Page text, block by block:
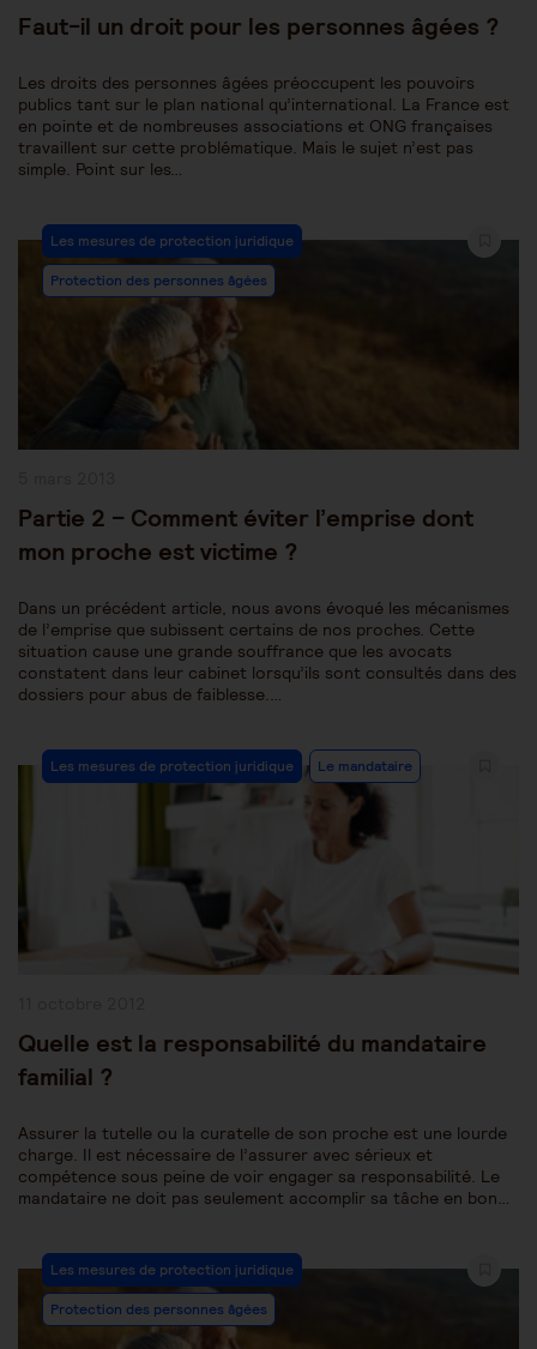
Faut-il un droit pour les personnes âgées ?
Les droits des personnes âgées préoccupent les pouvoirs
publics tant sur le plan national qu’international. La France est
en pointe et de nombreuses associations et ONG françaises
travaillent sur cette problématique. Mais le sujet n’est pas
simple. Point sur les…
Post
Category:
Les mesures de protection juridique
Protection des personnes âgées
Partie 2 – Comment éviter l’emprise dont
mon proche est victime ?
Dans un précédent article, nous avons évoqué les mécanismes
de l’emprise que subissent certains de nos proches. Cette
situation cause une grande souffrance que les avocats
constatent dans leur cabinet lorsqu’ils sont consultés dans des
dossiers pour abus de faiblesse.…
Post
Category:
Les mesures de protection juridique Le mandataire
Quelle est la responsabilité du mandataire
familial ?
Assurer la tutelle ou la curatelle de son proche est une lourde
charge. Il est nécessaire de l’assurer avec sérieux et
compétence sous peine de voir engager sa responsabilité. Le
mandataire ne doit pas seulement accomplir sa tâche en bon…
Post
Category:
Les mesures de protection juridique
Protection des personnes âgées